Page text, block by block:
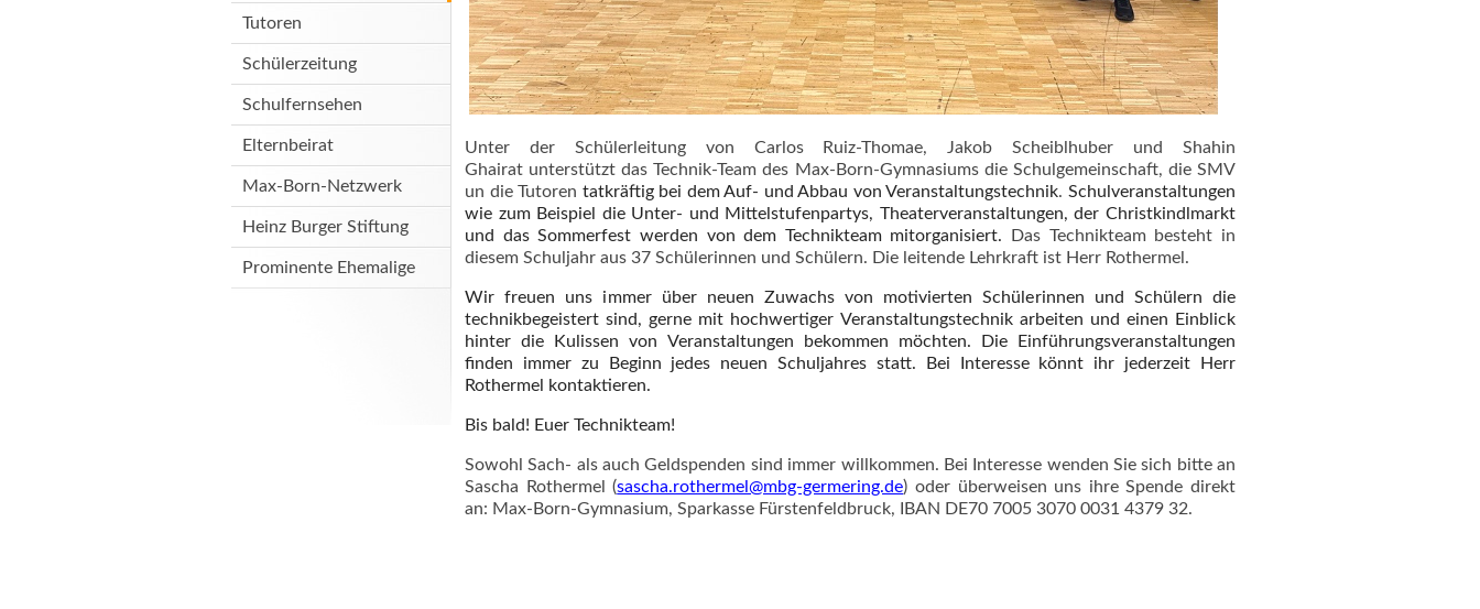
Tutoren
Schülerzeitung
Schulfernsehen
Elternbeirat
Max-Born-Netzwerk
Heinz Burger Stiftung
Prominente Ehemalige
Unter der Schülerleitung von Carlos Ruiz-Thomae, Jakob Scheiblhuber und Shahin
Ghairat unterstützt das Technik-Team des Max-Born-Gymnasiums die Schulgemeinschaft, die SMV
un die Tutoren tatkräftig bei dem Auf- und Abbau von Veranstaltungstechnik.Schulveranstaltungen
wie zum Beispiel die Unter- und Mittelstufenpartys, Theaterveranstaltungen, der Christkindlmarkt
und das Sommerfest werden von dem Technikteam mitorganisiert.
Das Technikteam besteht in
diesem Schuljahr aus 37 Schülerinnen und Schülern. Die leitende Lehrkraft ist Herr Rothermel.
Wir freuen uns immer über neuen Zuwachs von motivierten Schülerinnen und Schülern die
technikbegeistert sind, gerne mit hochwertiger Veranstaltungstechnik arbeiten und einen Einblick
hinter die Kulissen von Veranstaltungen bekommen möchten. Die Einführungsveranstaltungen
finden immer zu Beginn jedes neuen Schuljahres statt. Bei Interesse könnt ihr jederzeit Herr
Rothermel kontaktieren.
Bis bald! Euer Technikteam!
Sowohl Sach- als auch Geldspenden sind immer willkommen. Bei Interesse wenden Sie sich bitte an
Sascha Rothermel (sascha.rothermel@mbg-germering.de) oder überweisen uns ihre Spende direkt
an: Max-Born-Gymnasium, Sparkasse Fürstenfeldbruck, IBAN DE70 7005 3070 0031 4379 32.